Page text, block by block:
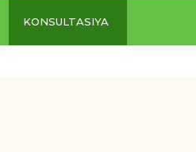
KONSULTASIYA